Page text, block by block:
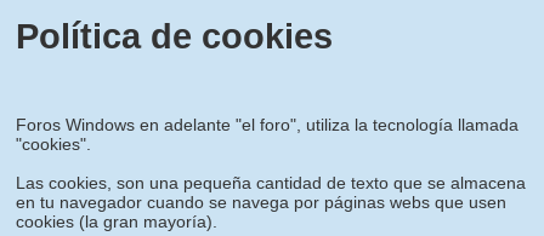
Política de cookies
Foros Windows en adelante "el foro", utiliza la tecnología llamada
"cookies".
Las cookies, son una pequeña cantidad de texto que se almacena
en tu navegador cuando se navega por páginas webs que usen
cookies (la gran mayoría).